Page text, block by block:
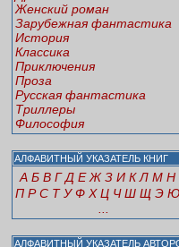
Женский роман
Зарубежная фантастика
История
Классика
Приключения
Проза
Русская фантастика
Триллеры
Философия
АЛФАВИТНЫЙ УКАЗАТЕЛЬ КНИГ
А Б В Г Д Е Ж З И К Л М Н
П Р С Т У Ф Х Ц Ч Ш Щ Э Ю
АЛФАВИТНЫЙ УКАЗАТЕЛЬ